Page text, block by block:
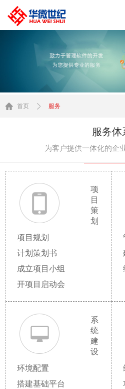
首页 服务
服务体
为客户提供一体化的企
项
目
策
划
项目规划
计划策划书
成立项目小组
开项目启动会
系
统
建
设
环境配置
搭建基础平台